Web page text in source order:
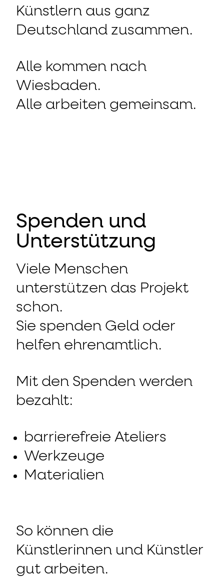
Künstlern aus ganz
Deutschland zusammen.
Alle kommen nach
Wiesbaden.
Alle arbeiten gemeinsam.
Spenden und
Unterstützung
Viele Menschen
unterstützen das Projekt
schon.
Sie spenden Geld oder
helfen ehrenamtlich.
Mit den Spenden werden
bezahlt:
barrierefreie Ateliers
Werkzeuge
Materialien
So können die
Künstlerinnen und Künstler
gut arbeiten.